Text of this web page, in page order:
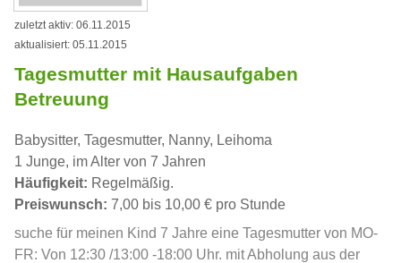
zuletzt aktiv: 06.11.2015
aktualisiert: 05.11.2015
Tagesmutter mit Hausaufgaben
Betreuung
Babysitter, Tagesmutter, Nanny, Leihoma
1 Junge, im Alter von 7 Jahren
Häufigkeit: Regelmäßig.
Preiswunsch: 7,00 bis 10,00 € pro Stunde
suche für meinen Kind 7 Jahre eine Tagesmutter von MO-
FR: Von 12:30 /13:00 -18:00 Uhr. mit Abholung aus der